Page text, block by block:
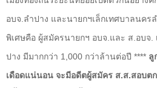
อบจ.ลำปาง และนายกฯเล็กเทศบาลนคร
พิเศษคือ ผู้สมัครนายกฯ อบจ.และ ส.อบจ.
ปาง มีมากกว่า 1 000 กว่าล้านต่อปี **** ลู
เดือดแน่นอน จะมีอดีตผู้สมัคร ส.ส.สอบต